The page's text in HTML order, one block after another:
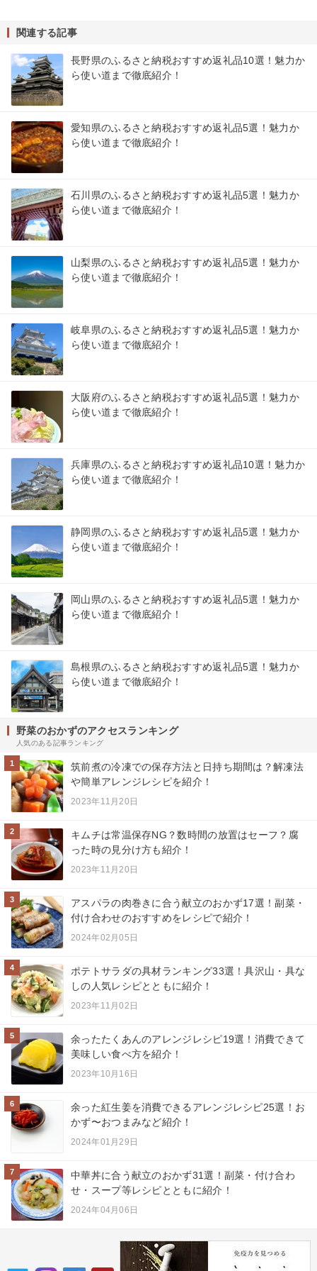
関連する記事
長野県のふるさと納税おすすめ返礼品10選！魅力か
ら使い道まで徹底紹介！
愛知県のふるさと納税おすすめ返礼品5選！魅力か
ら使い道まで徹底紹介！
石川県のふるさと納税おすすめ返礼品5選！魅力か
ら使い道まで徹底紹介！
山梨県のふるさと納税おすすめ返礼品5選！魅力か
ら使い道まで徹底紹介！
岐阜県のふるさと納税おすすめ返礼品5選！魅力か
ら使い道まで徹底紹介！
大阪府のふるさと納税おすすめ返礼品5選！魅力か
ら使い道まで徹底紹介！
兵庫県のふるさと納税おすすめ返礼品10選！魅力か
ら使い道まで徹底紹介！
静岡県のふるさと納税おすすめ返礼品5選！魅力か
ら使い道まで徹底紹介！
岡山県のふるさと納税おすすめ返礼品5選！魅力か
ら使い道まで徹底紹介！
島根県のふるさと納税おすすめ返礼品5選！魅力か
ら使い道まで徹底紹介！
野菜のおかずのアクセスランキング
人気のある記事ランキング
1
筑前煮の冷凍での保存方法と日持ち期間は？解凍法
や簡単アレンジレシピを紹介！
2023年11月20日
2
キムチは常温保存NG？数時間の放置はセーフ？腐
った時の見分け方も紹介！
2023年11月20日
3
アスパラの肉巻きに合う献立のおかず17選！副菜・
付け合わせのおすすめをレシピで紹介！
2024年02月05日
4
ポテトサラダの具材ランキング33選！具沢山・具な
しの人気レシピとともに紹介！
2023年11月02日
5
余ったたくあんのアレンジレシピ19選！消費できて
美味しい食べ方を紹介！
2023年10月16日
6
余った紅生姜を消費できるアレンジレシピ25選！お
かず〜おつまみなど紹介！
2024年01月29日
7
中華丼に合う献立のおかず31選！副菜・付け合わ
せ・スープ等レシピとともに紹介！
2024年04月06日